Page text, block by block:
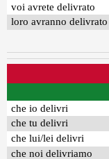
voi avrete delivrato
loro avranno delivrato
che io delivri
che tu delivri
che lui/lei delivri
che noi delivriamo